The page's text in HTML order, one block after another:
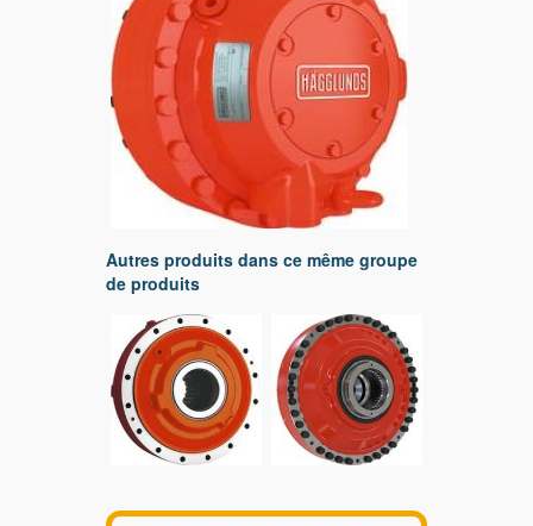
Autres produits dans ce même groupe
de produits